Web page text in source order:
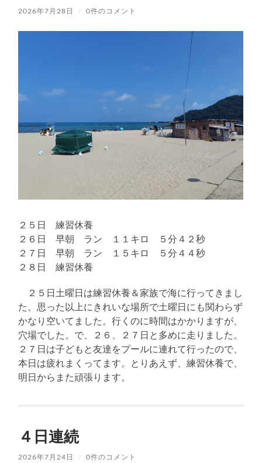
2026年7月28日 / 0件のコメント
２５日 練習休養
２６日 早朝 ラン １１キロ ５分４２秒
２７日 早朝 ラン １５キロ ５分４４秒
２８日 練習休養
２５日土曜日は練習休養＆家族で海に行ってきまし
た。思った以上にきれいな場所で土曜日にも関わらず
かなり空いてました。行くのに時間はかかりますが、
穴場でした。で、２６、２７日と多めに走りました。
２７日は子どもと友達をプールに連れて行ったので、
本日は疲れまくってます。とりあえず、練習休養で、
明日からまた頑張ります。
４日連続
2026年7月24日 / 0件のコメント